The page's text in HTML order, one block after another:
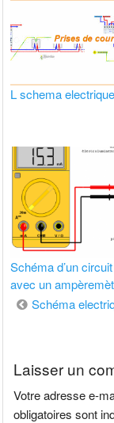
L schema electrique
Schéma d’un
avec un
Navigation
Schéma
Laisser un
Votre adresse e-
obligatoires sont